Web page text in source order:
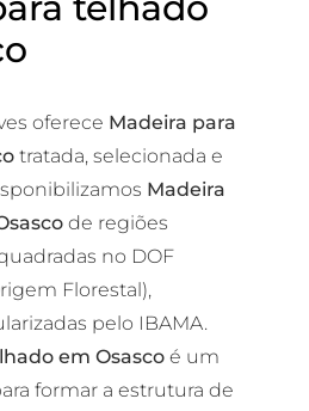
oferece Madeira para
tratada, selecionada e
Madeira
de regiões
no DOF
Florestal),
pelo IBAMA.
em Osascoé um
formar a estrutura de